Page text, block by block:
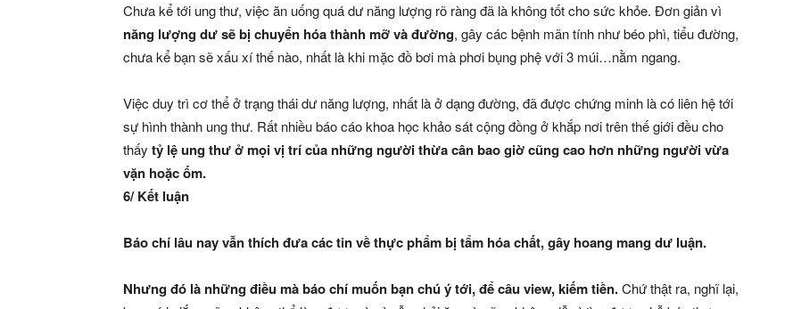
Chưa kể tới ung thư, việc ăn uống quá dư năng lượng rõ ràng đã là không tốt cho sức khỏe. Đơn giản vì
năng lượng dư sẽ bị chuyển hóa thành mỡ và đường, gây các bệnh mãn tính như béo phì, tiểu đường,
chưa kể bạn sẽ xấu xí thế nào, nhất là khi mặc đồ bơi mà phơi bụng phệ với 3 múi…nằm ngang.
Việc duy trì cơ thể ở trạng thái dư năng lượng, nhất là ở dạng đường, đã được chứng minh là có liên hệ tới
sự hình thành ung thư. Rất nhiều báo cáo khoa học khảo sát cộng đồng ở khắp nơi trên thế giới đều cho
thấy tỷ lệ ung thư ở mọi vị trí của những người thừa cân bao giờ cũng cao hơn những người vừa
vặn hoặc ốm.
6/ Kết luận
Báo chí lâu nay vẫn thích đưa các tin về thực phẩm bị tẩm hóa chất, gây hoang mang dư luận.
Nhưng đó là những điều mà báo chí muốn bạn chú ý tới, để câu view, kiếm tiền.Chứ thật ra, nghĩ lại,